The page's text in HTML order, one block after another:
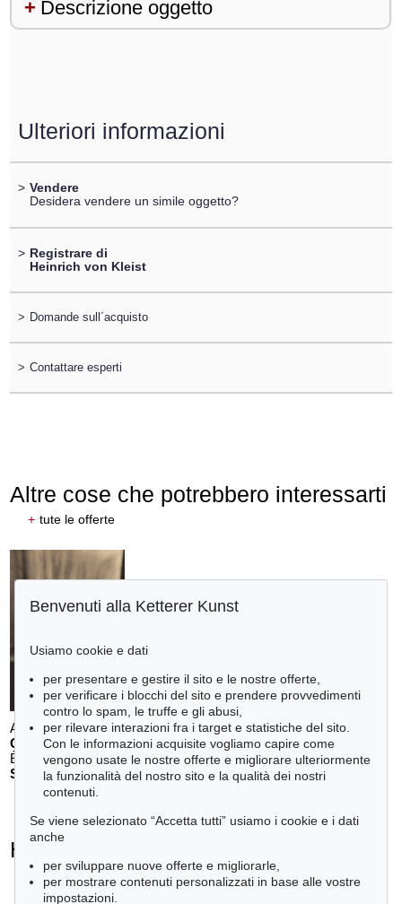
Descrizione oggetto
Ulteriori informazioni
> Vendere
Desidera vendere un simile oggetto?
> Registrare di
Heinrich von Kleist
> Domande sull´acquisto
> Contattare esperti
Altre cose che potrebbero interessarti
+ tute le offerte
Auction 610 - Lot 426000338
G. KRULL
Ètudes de nu, 1930
Stima:€ 4,000
Heinrich von Kleist - Ogetti venduti
tute le offerte
Benvenuti alla Ketterer Kunst
Usiamo cookie e dati
per presentare e gestire il sito e le nostre offerte,
per verificare i blocchi del sito e prendere provvedimenti
contro lo spam, le truffe e gli abusi,
per rilevare interazioni fra i target e statistiche del sito.
Con le informazioni acquisite vogliamo capire come
vengono usate le nostre offerte e migliorare ulteriormente
la funzionalità del nostro sito e la qualità dei nostri
contenuti.
Se viene selezionato “Accetta tutti” usiamo i cookie e i dati
anche
per sviluppare nuove offerte e migliorarle,
per mostrare contenuti personalizzati in base alle vostre
impostazioni.